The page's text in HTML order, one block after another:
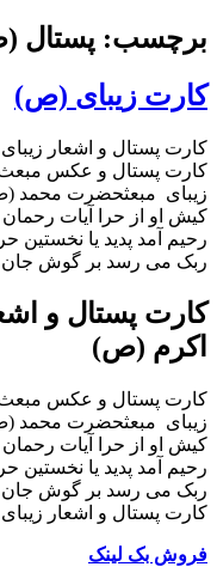
برچسب: پستال
کارت زیبای (ص)
کارت پستال و اشعار
کارت پستال و عکس
زیبای مبعثحضرت محمد
کیش او از حرا آیات رحمان
رحیم آمد پدید یا نخستین
ربک مى رسد بر گوش جان
کارت پستال و
اکرم (ص)
کارت پستال و عکس
زیبای مبعثحضرت محمد
کیش او از حرا آیات رحمان
رحیم آمد پدید یا نخستین
ربک مى رسد بر گوش جان
کارت پستال و اشعار
فروش بک لینک